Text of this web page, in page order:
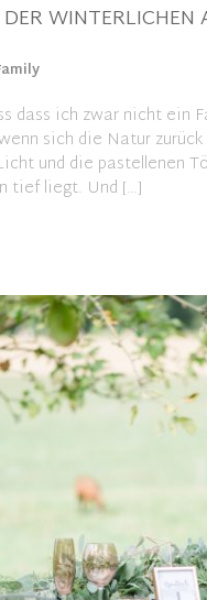
dass ich zwar nicht ein
sich die Natur
und die pastellenen
tief liegt. Und […]